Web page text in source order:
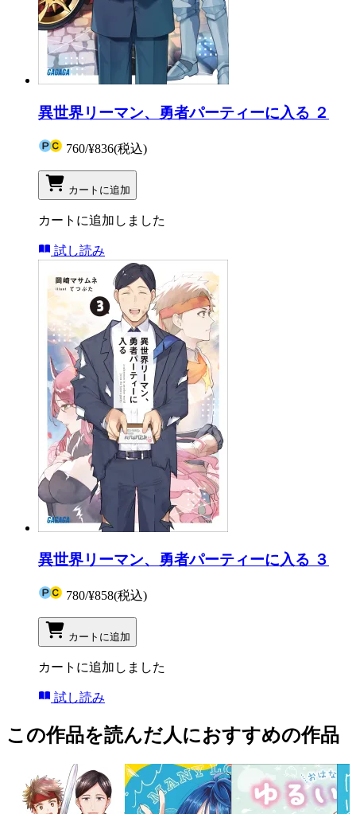
異世界リーマン、勇者パーティーに入る ２
760/¥836(税込)
カートに追加
カートに追加しました
試し読み
異世界リーマン、勇者パーティーに入る ３
780/¥858(税込)
カートに追加
カートに追加しました
試し読み
この作品を読んだ人におすすめの作品